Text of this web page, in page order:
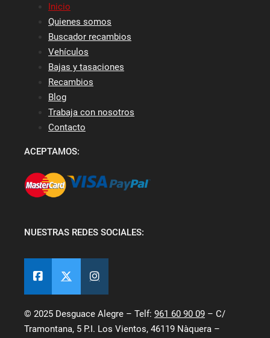
Inicio
Quienes somos
Buscador recambios
Vehículos
Bajas y tasaciones
Recambios
Blog
Trabaja con nosotros
Contacto
ACEPTAMOS:
NUESTRAS REDES SOCIALES:
© 2025 Desguace Alegre – Telf: 961 60 90 09 – C/
Tramontana, 5 P.I. Los Vientos, 46119 Nàquera –